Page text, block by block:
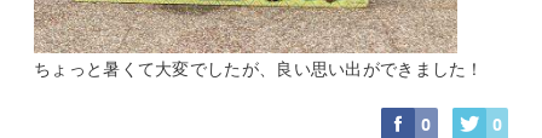
ちょっと暑くて大変でしたが、良い思い出ができました！
0 0